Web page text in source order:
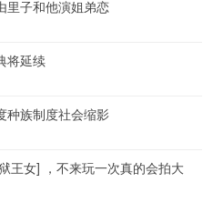
里子和他演姐弟恋
将延续
种族制度社会缩影
王女] ，不来玩一次真的会拍大